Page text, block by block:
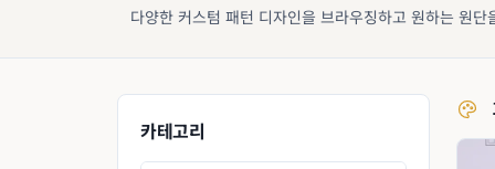
다양한 커스텀 패턴 디자인을 브라우징하고 원하는 원단
카테고리